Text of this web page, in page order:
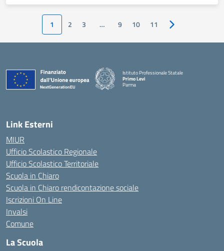
1 2 3 … 9 10 11 Pagina
Istituto Professionale Statale
Primo Levi
Parma
Link Esterni
MIUR
Ufficio Scolastico Regionale
Ufficio Scolastico Territoriale
Scuola in Chiaro
Scuola in Chiaro rendicontazione sociale
Iscrizioni On Line
Invalsi
Comune
La Scuola